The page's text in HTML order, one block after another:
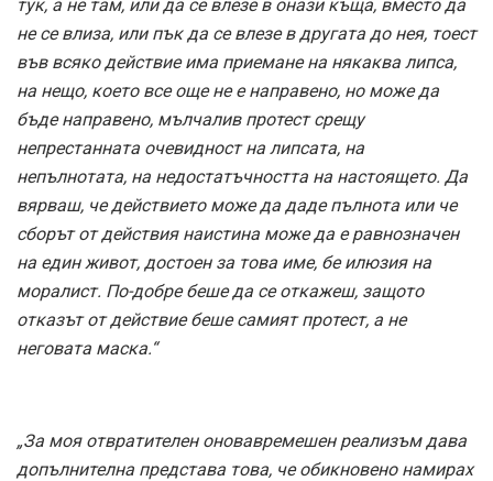
тук, а не там, или да се влезе в онази къща, вместо да
не се влиза, или пък да се влезе в другата до нея, тоест
във всяко действие има приемане на някаква липса,
на нещо, което все още не е направено, но може да
бъде направено, мълчалив протест срещу
непрестанната очевидност на липсата, на
непълнотата, на недостатъчността на настоящето. Да
вярваш, че действието може да даде пълнота или че
сборът от действия наистина може да е равнозначен
на един живот, достоен за това име, бе илюзия на
моралист. По-добре беше да се откажеш, защото
отказът от действие беше самият протест, а не
неговата маска.“
„За моя отвратителен оновавремешен реализъм дава
допълнителна представа това, че обикновено намирах